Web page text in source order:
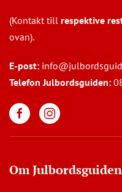
(Kontakt till respektive
ovan).
E-post:
Telefon Julbordsguiden:
Om Julbordsguiden